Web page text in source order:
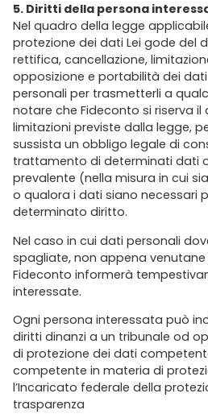
5. Diritti della persona
Nel quadro della legge
protezione dei dati Lei gode del
rettifica, cancellazione,
opposizione e portabilità dei
personali per trasmetterli a
notare che Fideconto si riserva il
limitazioni previste dalla legge,
sussista un obbligo legale di
trattamento di determinati dati
prevalente (nella misura in cui
o qualora i dati siano necessari
determinato diritto.
Nel caso in cui dati personali
spagliate, non appena
Fideconto informerà
interessate.
Ogni persona interessata può
diritti dinanzi a un tribunale od
di protezione dei dati
competente in materia di
l’Incaricato federale della
trasparenza